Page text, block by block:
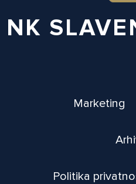
NK
Marketing
Politika